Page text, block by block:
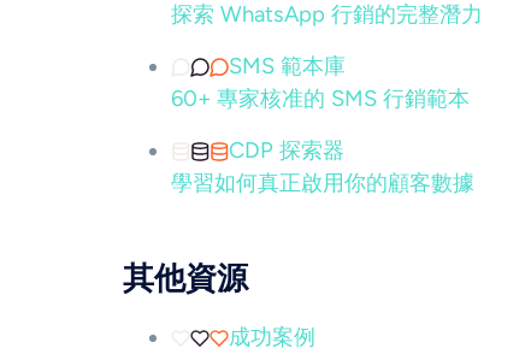
探索 WhatsApp 行銷的完整潛力
SMS 範本庫
60+ 專家核准的 SMS 行銷範本
CDP 探索器
學習如何真正啟用你的顧客數據
其他資源
成功案例